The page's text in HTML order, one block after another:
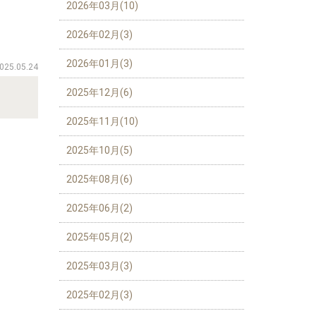
2026年03月(10)
2026年02月(3)
2026年01月(3)
2025年12月(6)
2025年11月(10)
2025年10月(5)
2025年08月(6)
2025年06月(2)
2025年05月(2)
2025年03月(3)
2025年02月(3)